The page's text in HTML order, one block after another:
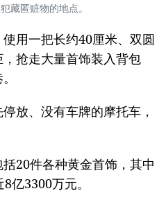
藏匿赃物的地点。
用一把长约40厘米、双圆
抢走大量首饰装入背包
放、没有车牌的摩托车，
20件各种黄金首饰，其中
亿3300万元。